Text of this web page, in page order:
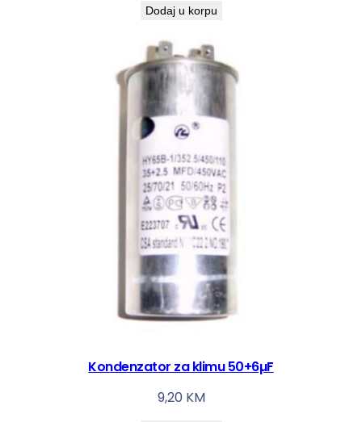
Dodaj u korpu
Kondenzator za klimu 50+6µF
9,20 KM